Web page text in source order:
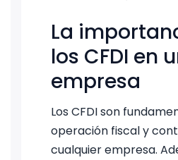
La
los CFDI en
empresa
Los CFDI son
operación fiscal y
cualquier empresa.